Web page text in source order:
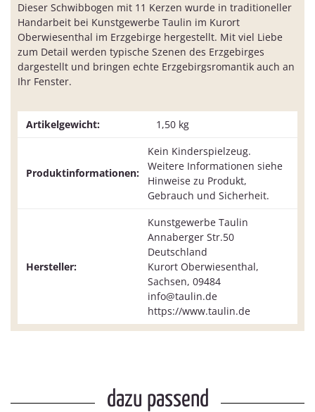
Dieser Schwibbogen mit 11 Kerzen wurde in traditioneller
Handarbeit bei Kunstgewerbe Taulin im Kurort
Oberwiesenthal im Erzgebirge hergestellt. Mit viel Liebe
zum Detail werden typische Szenen des Erzgebirges
dargestellt und bringen echte Erzgebirgsromantik auch an
Ihr Fenster.
Artikelgewicht: 1,50 kg
Produktinformationen:
Kein Kinderspielzeug.
Weitere Informationen siehe
Hinweise zu Produkt,
Gebrauch und Sicherheit.
Hersteller:
Kunstgewerbe Taulin
Annaberger Str.50
Deutschland
Kurort Oberwiesenthal,
Sachsen, 09484
info@taulin.de
https://www.taulin.de
dazu passend